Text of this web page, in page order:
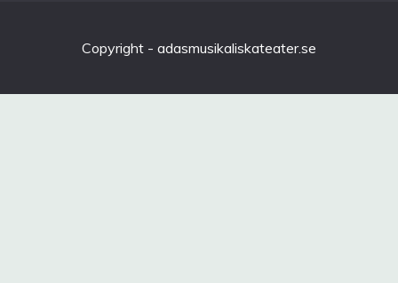
Copyright - adasmusikaliskateater.se